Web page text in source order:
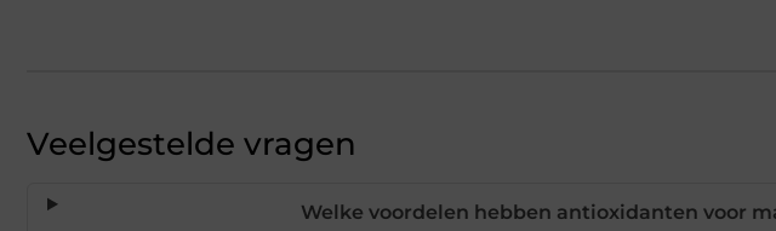
Veelgestelde vragen
Welke voordelen hebben antioxidanten voor